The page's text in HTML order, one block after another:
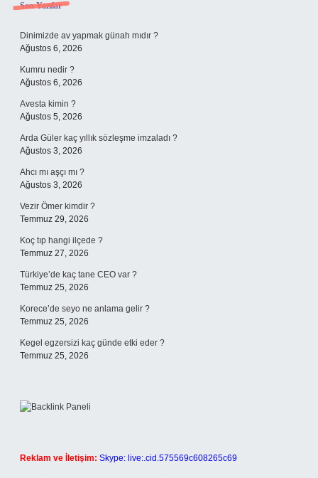
Sidebar
Son Yazılar
Dinimizde av yapmak günah mıdır ?
Ağustos 6, 2026
Kumru nedir ?
Ağustos 6, 2026
Avesta kimin ?
Ağustos 5, 2026
Arda Güler kaç yıllık sözleşme imzaladı ?
Ağustos 3, 2026
Ahcı mı aşçı mı ?
Ağustos 3, 2026
Vezir Ömer kimdir ?
Temmuz 29, 2026
Koç tıp hangi ilçede ?
Temmuz 27, 2026
Türkiye’de kaç tane CEO var ?
Temmuz 25, 2026
Korece’de seyo ne anlama gelir ?
Temmuz 25, 2026
Kegel egzersizi kaç günde etki eder ?
Temmuz 25, 2026
Reklam ve İletişim: Skype: live:.cid.575569c608265c69